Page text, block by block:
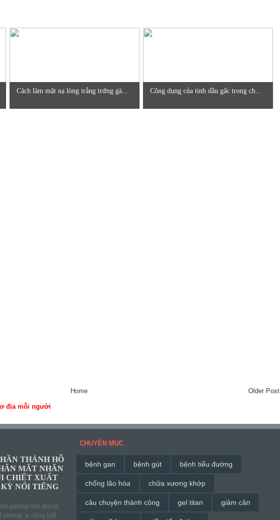
Cách làm mặt nạ lòng trắng trứng gà... Công dụng của tinh dầu gấc trong ch...
Older Post
Home
địa mỗi người
THÁNH HỖ
MẮT NHĂN
CHIẾT XUẤT
NỔI TIẾNG
gương mặt đẹp là
nhưng, ai cũng biết
CHUYÊN MỤC
bệnh gan bệnh gút bệnh tiểu đường
chống lão hóa chữa xương khớp
câu chuyện thành công gel titan giảm cân